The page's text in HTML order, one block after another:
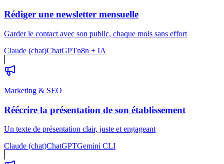
Rédiger une newsletter mensuelle
Garder le contact avec son public, chaque mois sans effort
Claude (chat)ChatGPTn8n + IA
Marketing & SEO
Réécrire la présentation de son établissement
Un texte de présentation clair, juste et engageant
Claude (chat)ChatGPTGemini CLI